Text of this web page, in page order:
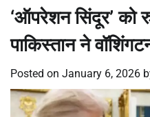
‘ऑपरेशन सिंदूर’ को
पाकिस्तान ने
Posted on January 6, 2026